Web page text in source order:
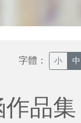
字體： 小 中
作品集